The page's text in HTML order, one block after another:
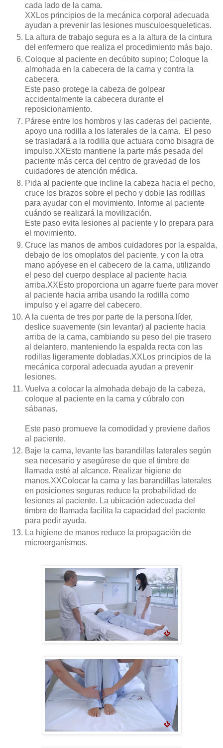
cada lado de la cama.
XXLos principios de la mecánica corporal adecuada
ayudan a prevenir las lesiones musculoesqueleticas.
La altura de trabajo segura es a la altura de la cintura
del enfermero que realiza el procedimiento más bajo.
Coloque al paciente en decúbito supino; Coloque la
almohada en la cabecera de la cama y contra la
cabecera.
Este paso protege la cabeza de golpear
accidentalmente la cabecera durante el
reposicionamiento.
Párese entre los hombros y las caderas del paciente,
apoyo una rodilla a los laterales de la cama. El peso
se trasladará a la rodilla que actuara como bisagra de
impulso.XXEsto mantiene la parte más pesada del
paciente más cerca del centro de gravedad de los
cuidadores de atención médica.
Pida al paciente que incline la cabeza hacia el pecho,
cruce los brazos sobre el pecho y doble las rodillas
para ayudar con el movimiento. Informe al paciente
cuándo se realizará la movilización.
Este paso evita lesiones al paciente y lo prepara para
el movimiento.
Cruce las manos de ambos cuidadores por la espalda,
debajo de los omoplatos del paciente, y con la otra
mano apóyese en el cabecero de la cama, utilizando
el peso del cuerpo desplace al paciente hacia
arriba.XXEsto proporciona un agarre fuerte para mover
al paciente hacia arriba usando la rodilla como
impulso y el agarre del cabecero.
A la cuenta de tres por parte de la persona líder,
deslice suavemente (sin levantar) al paciente hacia
arriba de la cama, cambiando su peso del pie trasero
al delantero, manteniendo la espalda recta con las
rodillas ligeramente dobladas.XXLos principios de la
mecánica corporal adecuada ayudan a prevenir
lesiones.
Vuelva a colocar la almohada debajo de la cabeza,
coloque al paciente en la cama y cúbralo con
sábanas.
Este paso promueve la comodidad y previene daños
al paciente.
Baje la cama, levante las barandillas laterales según
sea necesario y asegúrese de que el timbre de
llamada esté al alcance. Realizar higiene de
manos.XXColocar la cama y las barandillas laterales
en posiciones seguras reduce la probabilidad de
lesiones al paciente. La ubicación adecuada del
timbre de llamada facilita la capacidad del paciente
para pedir ayuda.
La higiene de manos reduce la propagación de
microorganismos.